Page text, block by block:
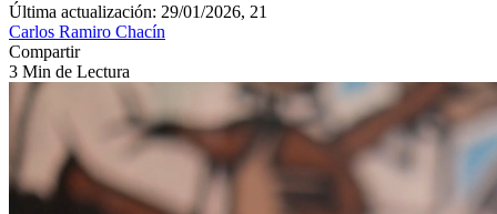
Última actualización: 29/01/2026, 21
Carlos Ramiro Chacín
Compartir
3 Min de Lectura